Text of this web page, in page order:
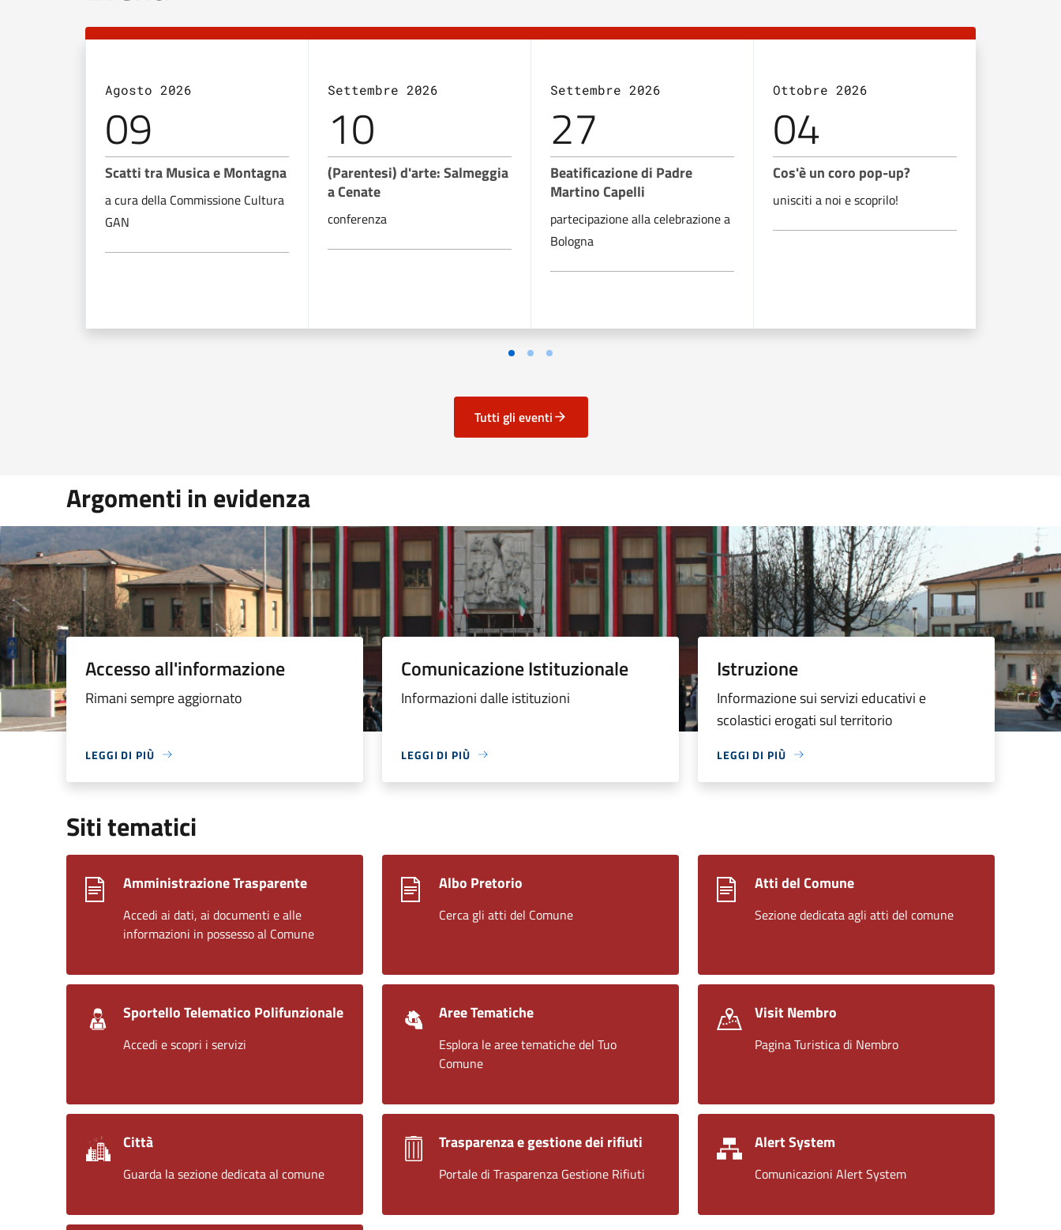
Agosto 2026
09
Scatti tra Musica e Montagna
a cura della Commissione Cultura
GAN
Settembre 2026
10
(Parentesi) d'arte: Salmeggia
a Cenate
conferenza
Settembre 2026
27
Beatificazione di Padre
Martino Capelli
partecipazione alla celebrazione a
Bologna
Ottobre 2026
04
Cos'è un coro pop-up?
unisciti a noi e scoprilo!
Tutti gli eventi
Argomenti in evidenza
Accesso all'informazione
Rimani sempre aggiornato
LEGGI DI PIÙ
Comunicazione Istituzionale
Informazioni dalle istituzioni
LEGGI DI PIÙ
Istruzione
Informazione sui servizi educativi e
scolastici erogati sul territorio
LEGGI DI PIÙ
Siti tematici
Amministrazione Trasparente
Accedi ai dati, ai documenti e alle
informazioni in possesso al Comune
Albo Pretorio
Cerca gli atti del Comune
Atti del Comune
Sezione dedicata agli atti del comune
Sportello Telematico Polifunzionale
Accedi e scopri i servizi
Aree Tematiche
Esplora le aree tematiche del Tuo
Comune
Visit Nembro
Pagina Turistica di Nembro
Città
Guarda la sezione dedicata al comune
Trasparenza e gestione dei rifiuti
Portale di Trasparenza Gestione Rifiuti
Alert System
Comunicazioni Alert System